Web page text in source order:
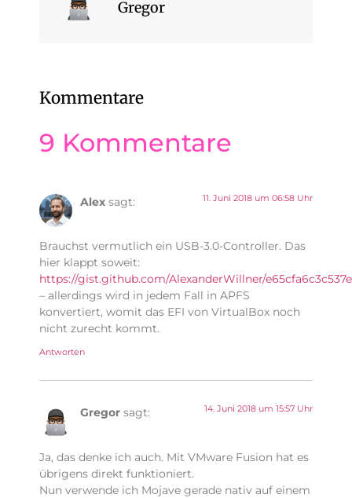
Gregor
Kommentare
9 Kommentare
Alex sagt: 11. Juni 2018 um 06:58 Uhr
Brauchst vermutlich ein USB-3.0-Controller. Das
hier klappt soweit:
https://gist.github.com/AlexanderWillner/
– allerdings wird in jedem Fall in APFS
konvertiert, womit das EFI von VirtualBox noch
nicht zurecht kommt.
Antworten
Gregor sagt: 14. Juni 2018 um 15:57 Uhr
Ja, das denke ich auch. Mit VMware Fusion hat es
übrigens direkt funktioniert.
Nun verwende ich Mojave gerade nativ auf einem